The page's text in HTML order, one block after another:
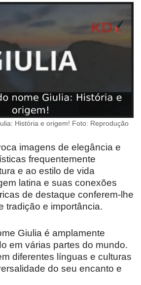
História e origem! Foto: Reprodução
imagens de elegância e
frequentemente
e ao estilo de vida
latina e suas conexões
de destaque conferem-lhe
tradição e importância.
Giulia é amplamente
em várias partes do mundo.
diferentes línguas e culturas
do seu encanto e